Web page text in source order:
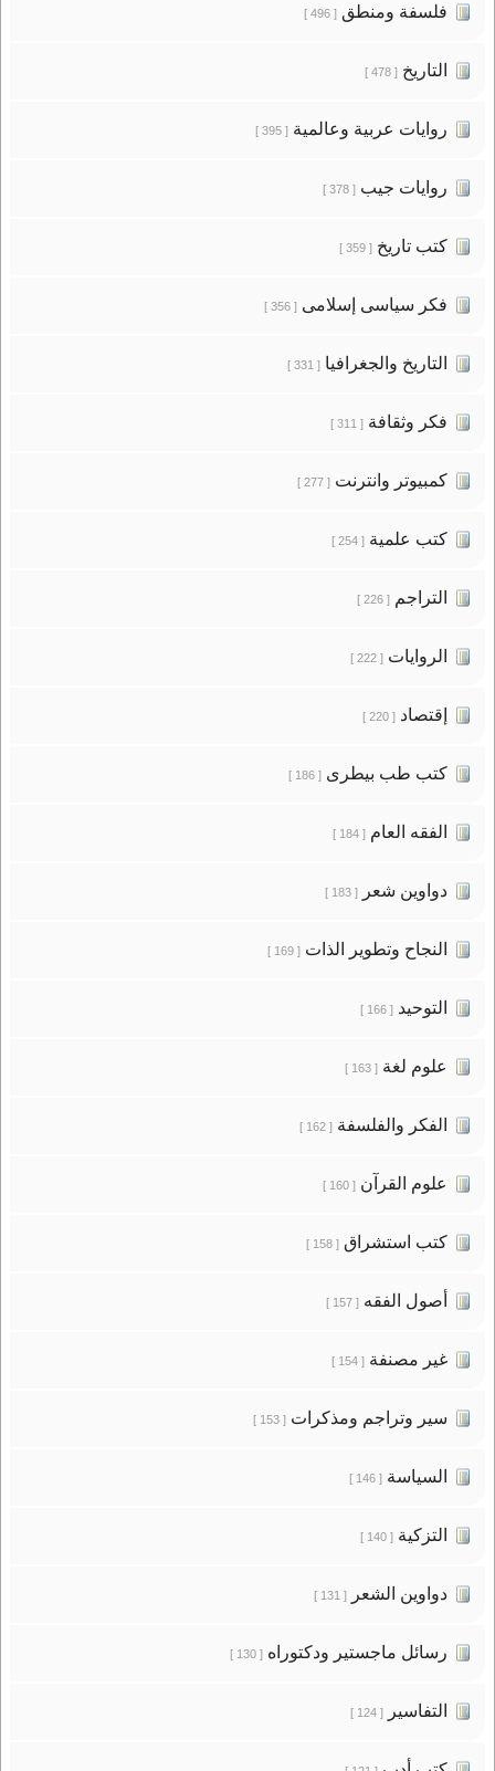
فلسفة ومنطق[ 496 ]
التاريخ[ 478 ]
روايات عربية وعالمية[ 395 ]
روايات جيب[ 378 ]
كتب تاريخ[ 359 ]
فكر سياسى إسلامى[ 356 ]
التاريخ والجغرافيا[ 331 ]
فكر وثقافة[ 311 ]
كمبيوتر وانترنت[ 277 ]
كتب علمية[ 254 ]
التراجم[ 226 ]
الروايات[ 222 ]
إقتصاد[ 220 ]
كتب طب بيطرى[ 186 ]
الفقه العام[ 184 ]
دواوين شعر[ 183 ]
النجاح وتطوير الذات[ 169 ]
التوحيد[ 166 ]
علوم لغة[ 163 ]
الفكر والفلسفة[ 162 ]
علوم القرآن[ 160 ]
كتب استشراق[ 158 ]
أصول الفقه[ 157 ]
غير مصنفة[ 154 ]
سير وتراجم ومذكرات[ 153 ]
السياسة[ 146 ]
التزكية[ 140 ]
دواوين الشعر[ 131 ]
رسائل ماجستير ودكتوراه[ 130 ]
التفاسير[ 124 ]